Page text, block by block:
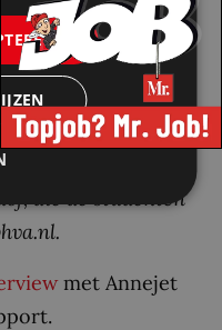
dit arrest
om de
te berekenen.
kan worden
die de studenten
met Annejet